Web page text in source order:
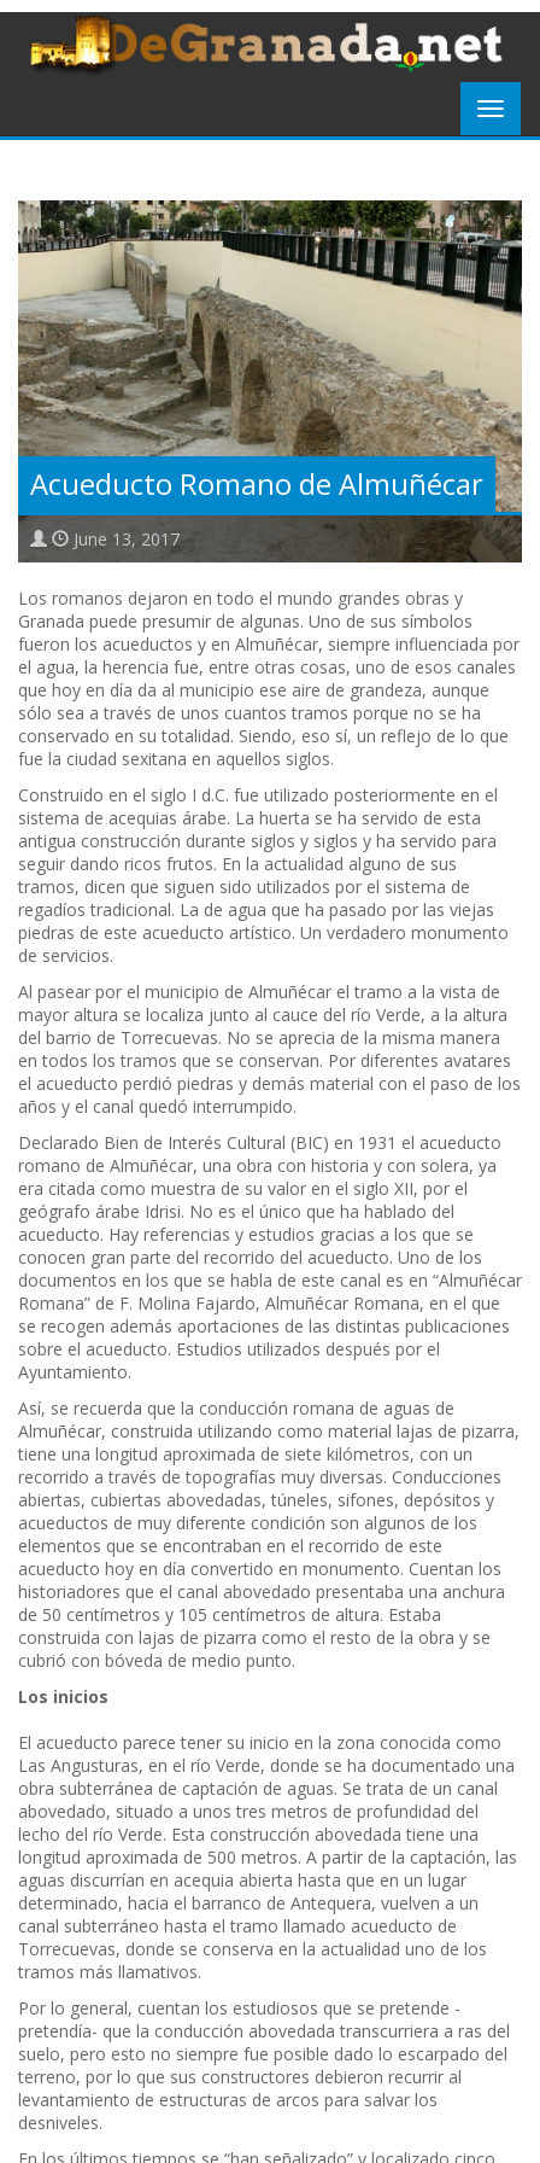
Acueducto Romano de Almuñécar
June 13, 2017
Los romanos dejaron en todo el mundo grandes obras y
Granada puede presumir de algunas. Uno de sus símbolos
fueron los acueductos y en Almuñécar, siempre influenciada por
el agua, la herencia fue, entre otras cosas, uno de esos canales
que hoy en día da al municipio ese aire de grandeza, aunque
sólo sea a través de unos cuantos tramos porque no se ha
conservado en su totalidad. Siendo, eso sí, un reflejo de lo que
fue la ciudad sexitana en aquellos siglos.
Construido en el siglo I d.C. fue utilizado posteriormente en el
sistema de acequias árabe. La huerta se ha servido de esta
antigua construcción durante siglos y siglos y ha servido para
seguir dando ricos frutos. En la actualidad alguno de sus
tramos, dicen que siguen sido utilizados por el sistema de
regadíos tradicional. La de agua que ha pasado por las viejas
piedras de este acueducto artístico. Un verdadero monumento
de servicios.
Al pasear por el municipio de Almuñécar el tramo a la vista de
mayor altura se localiza junto al cauce del río Verde, a la altura
del barrio de Torrecuevas. No se aprecia de la misma manera
en todos los tramos que se conservan. Por diferentes avatares
el acueducto perdió piedras y demás material con el paso de los
años y el canal quedó interrumpido.
Declarado Bien de Interés Cultural (BIC) en 1931 el acueducto
romano de Almuñécar, una obra con historia y con solera, ya
era citada como muestra de su valor en el siglo XII, por el
geógrafo árabe Idrisi. No es el único que ha hablado del
acueducto. Hay referencias y estudios gracias a los que se
conocen gran parte del recorrido del acueducto. Uno de los
documentos en los que se habla de este canal es en “Almuñécar
Romana” de F. Molina Fajardo, Almuñécar Romana, en el que
se recogen además aportaciones de las distintas publicaciones
sobre el acueducto. Estudios utilizados después por el
Ayuntamiento.
Así, se recuerda que la conducción romana de aguas de
Almuñécar, construida utilizando como material lajas de pizarra,
tiene una longitud aproximada de siete kilómetros, con un
recorrido a través de topografías muy diversas. Conducciones
abiertas, cubiertas abovedadas, túneles, sifones, depósitos y
acueductos de muy diferente condición son algunos de los
elementos que se encontraban en el recorrido de este
acueducto hoy en día convertido en monumento. Cuentan los
historiadores que el canal abovedado presentaba una anchura
de 50 centímetros y 105 centímetros de altura. Estaba
construida con lajas de pizarra como el resto de la obra y se
cubrió con bóveda de medio punto.
Los inicios
El acueducto parece tener su inicio en la zona conocida como
Las Angusturas, en el río Verde, donde se ha documentado una
obra subterránea de captación de aguas. Se trata de un canal
abovedado, situado a unos tres metros de profundidad del
lecho del río Verde. Esta construcción abovedada tiene una
longitud aproximada de 500 metros. A partir de la captación, las
aguas discurrían en acequia abierta hasta que en un lugar
determinado, hacia el barranco de Antequera, vuelven a un
canal subterráneo hasta el tramo llamado acueducto de
Torrecuevas, donde se conserva en la actualidad uno de los
tramos más llamativos.
Por lo general, cuentan los estudiosos que se pretende -
pretendía- que la conducción abovedada transcurriera a ras del
suelo, pero esto no siempre fue posible dado lo escarpado del
terreno, por lo que sus constructores debieron recurrir al
levantamiento de estructuras de arcos para salvar los
desniveles.